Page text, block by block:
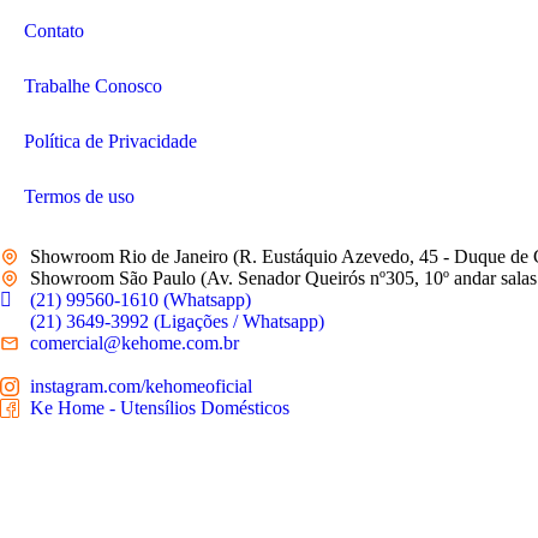
Contato
Trabalhe Conosco
Política de Privacidade
Termos de uso
Showroom Rio de Janeiro (R. Eustáquio Azevedo, 45 - Duque de
Showroom São Paulo (Av. Senador Queirós nº305, 10º andar
(21) 99560-1610 (Whatsapp)
(21) 3649-3992 (Ligações / Whatsapp)
comercial@kehome.com.br
instagram.com/kehomeoficial
Ke Home - Utensílios Domésticos